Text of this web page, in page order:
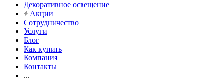
Декоративное освещение
Акции
Сотрудничество
Услуги
Блог
Как купить
Компания
Контакты
...